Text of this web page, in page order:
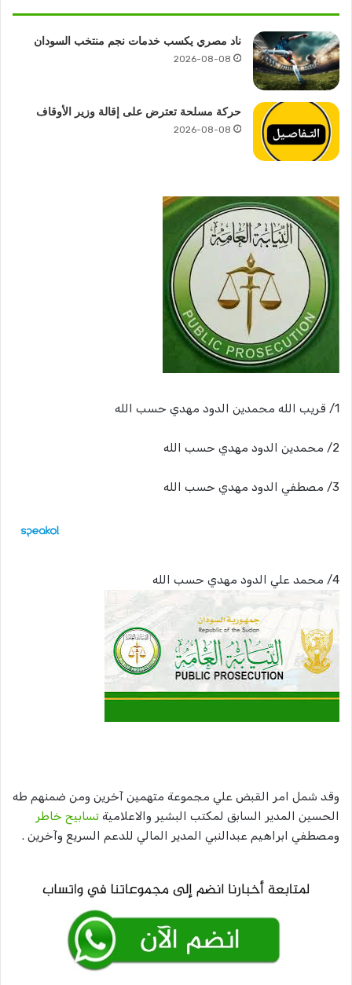
ناد مصري يكسب خدمات نجم منتخب السودان
2026-08-08
حركة مسلحة تعترض على إقالة وزير الأوقاف
2026-08-08
1/ قريب الله محمدين الدود مهدي حسب الله
2/ محمدين الدود مهدي حسب الله
3/ مصطفي الدود مهدي حسب الله
4/ محمد علي الدود مهدي حسب الله
وقد شمل امر القبض علي مجموعة متهمين آخرين ومن ضمنهم طه
الحسين المدير السابق لمكتب البشير والاعلامية تسابيح خاطر
ومصطفي ابراهيم عبدالنبي المدير المالي للدعم السريع وآخرين .